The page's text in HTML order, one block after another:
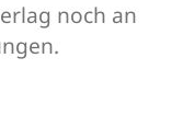
noch an